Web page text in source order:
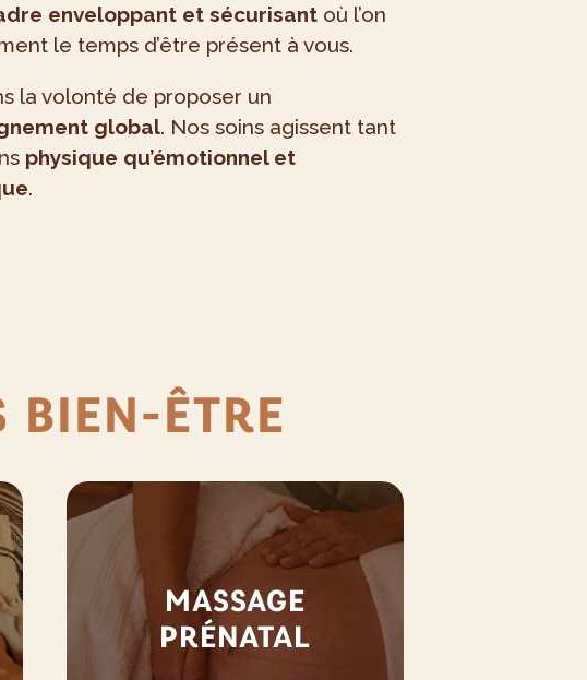
enveloppant et sécurisant où l’on
le temps d’être présent à vous.
la volonté de proposer un
global. Nos soins agissent tant
physique qu’émotionnel et
.
BIEN-ÊTRE
MASSAGE
PRÉNATAL